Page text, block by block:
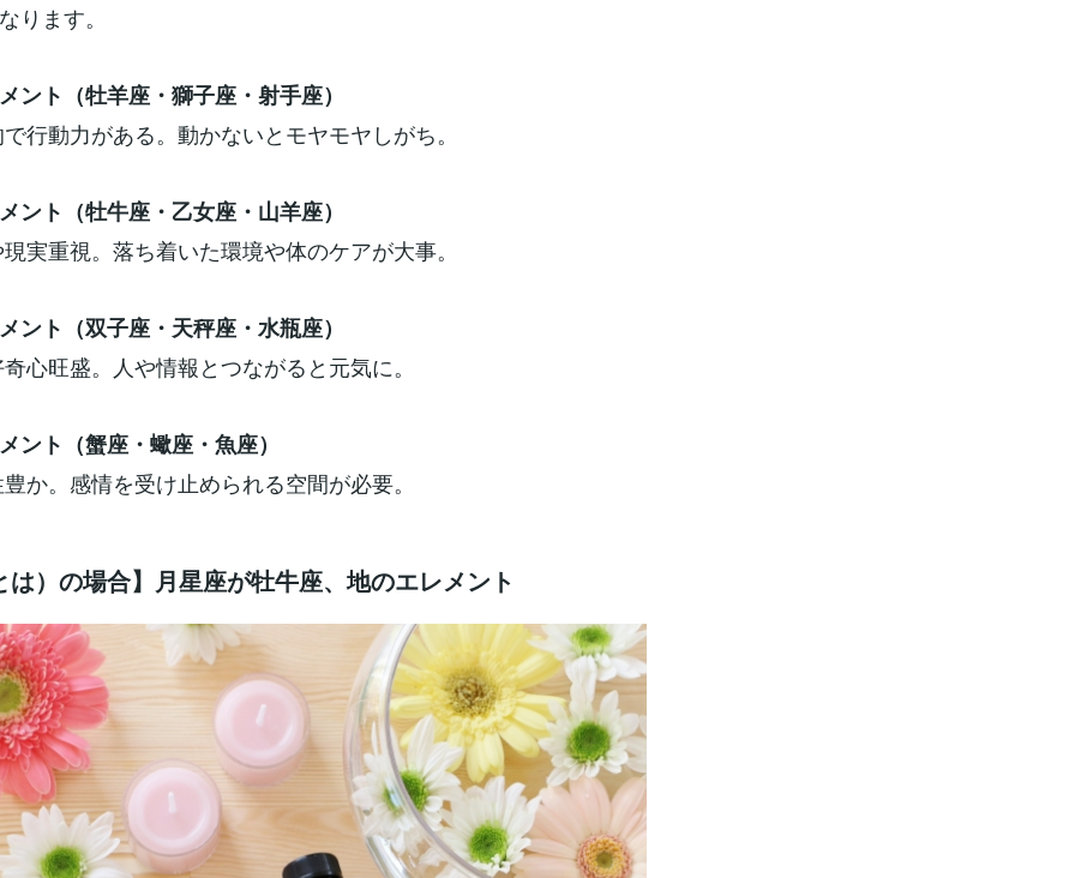
ります。
ント（牡羊座・獅子座・射手座）
動力がある。動かないとモヤモヤしがち。
ント（牡牛座・乙女座・山羊座）
重視。落ち着いた環境や体のケアが大事。
ント（双子座・天秤座・水瓶座）
旺盛。人や情報とつながると元気に。
ント（蟹座・蠍座・魚座）
。感情を受け止められる空間が必要。
は）の場合】月星座が牡牛座、地のエレメント